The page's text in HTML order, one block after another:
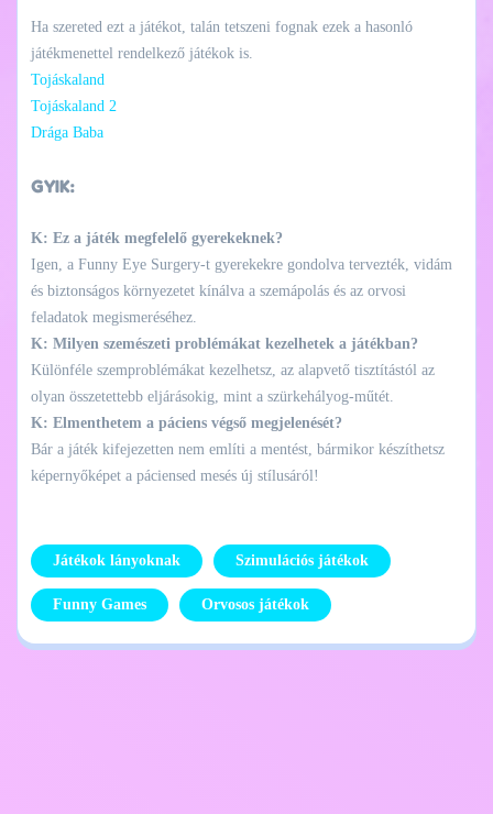
Ha szereted ezt a játékot, talán tetszeni fognak ezek a hasonló
játékmenettel rendelkező játékok is.
Tojáskaland
Tojáskaland 2
Drága Baba
GYIK:
K: Ez a játék megfelelő gyerekeknek?
Igen, a Funny Eye Surgery-t gyerekekre gondolva tervezték, vidám
és biztonságos környezetet kínálva a szemápolás és az orvosi
feladatok megismeréséhez.
K: Milyen szemészeti problémákat kezelhetek a játékban?
Különféle szemproblémákat kezelhetsz, az alapvető tisztítástól az
olyan összetettebb eljárásokig, mint a szürkehályog-műtét.
K: Elmenthetem a páciens végső megjelenését?
Bár a játék kifejezetten nem említi a mentést, bármikor készíthetsz
képernyőképet a páciensed mesés új stílusáról!
Játékok lányoknak Szimulációs játékok
Funny Games Orvosos játékok